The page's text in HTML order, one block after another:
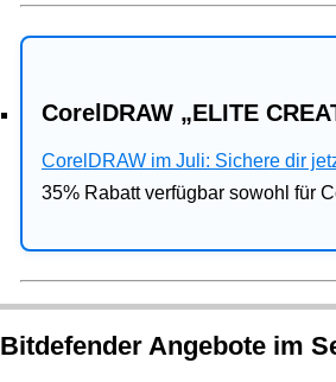
CorelDRAW „ELITE
CorelDRAW im Juli: Sichere dir
35% Rabatt verfügbar sowohl für
Bitdefender Angebote im